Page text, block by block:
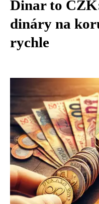
Dinar to
dináry na
rychle